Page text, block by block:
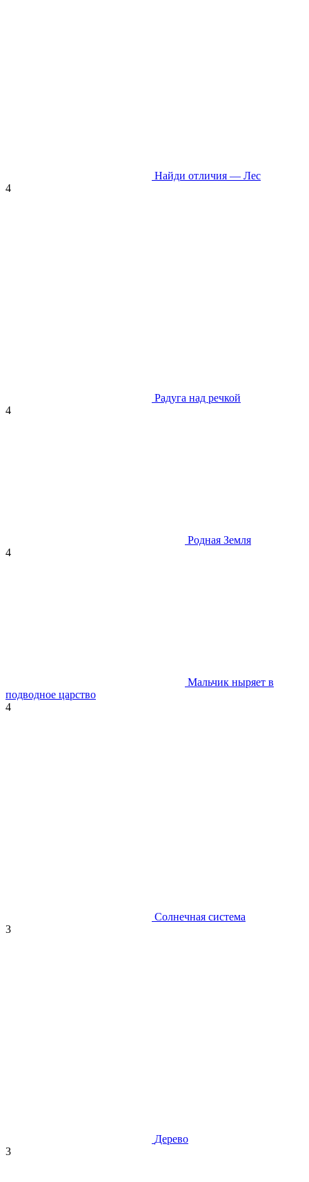
Найди отличия — Лес
4
Радуга над речкой
4
Родная Земля
4
Мальчик ныряет в
подводное царство
4
Солнечная система
3
Дерево
3